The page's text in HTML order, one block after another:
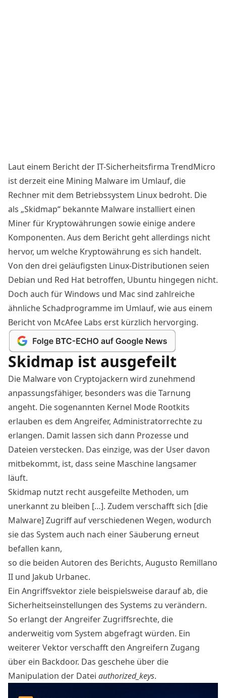
Laut einem Bericht der IT-Sicherheitsfirma TrendMicro
ist derzeit eine Mining Malware im Umlauf, die
Rechner mit dem Betriebssystem Linux bedroht. Die
als „Skidmap“ bekannte Malware installiert einen
Miner für Kryptowährungen sowie einige andere
Komponenten. Aus dem Bericht geht allerdings nicht
hervor, um welche Kryptowährung es sich handelt.
Von den drei geläufigsten Linux-Distributionen seien
Debian und Red Hat betroffen, Ubuntu hingegen nicht.
Doch auch für Windows und Mac sind zahlreiche
ähnliche Schadprogramme im Umlauf, wie aus einem
Bericht von McAfee Labs erst kürzlich hervorging.
Skidmap ist ausgefeilt
Die Malware von Cryptojackern wird zunehmend
anpassungsfähiger, besonders was die Tarnung
angeht. Die sogenannten Kernel Mode Rootkits
erlauben es dem Angreifer, Administratorrechte zu
erlangen. Damit lassen sich dann Prozesse und
Dateien verstecken. Das einzige, was der User davon
mitbekommt, ist, dass seine Maschine langsamer
läuft.
Skidmap nutzt recht ausgefeilte Methoden, um
unerkannt zu bleiben […]. Zudem verschafft sich [die
Malware] Zugriff auf verschiedenen Wegen, wodurch
sie das System auch nach einer Säuberung erneut
befallen kann,
so die beiden Autoren des Berichts, Augusto Remillano
II und Jakub Urbanec.
Ein Angriffsvektor ziele beispielsweise darauf ab, die
Sicherheitseinstellungen des Systems zu verändern.
So erlangt der Angreifer Zugriffsrechte, die
anderweitig vom System abgefragt würden. Ein
weiterer Vektor verschafft den Angreifern Zugang
über ein Backdoor. Das geschehe über die
Manipulation der Datei authorized_keys.